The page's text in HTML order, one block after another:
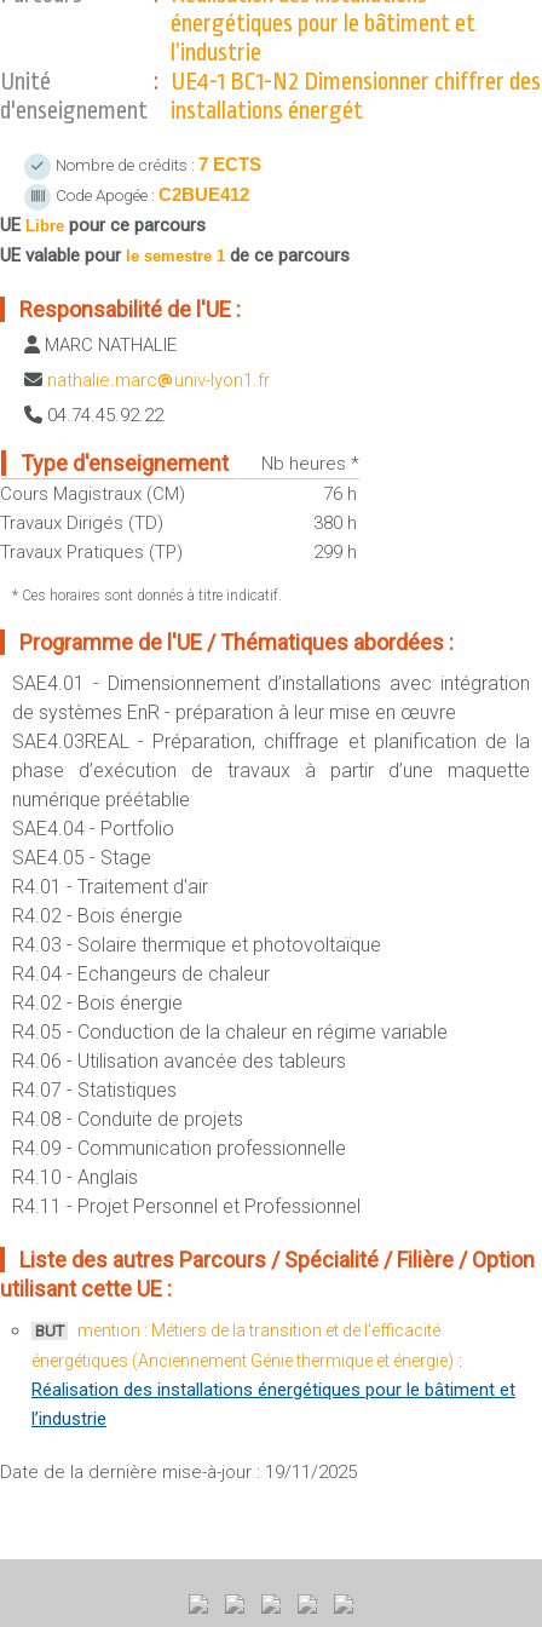
Sportives)
UFR FS (Chimie, Mathématique, Physique)
UFR Biosciences (Biologie, Biochimie)
GEP (Génie Electrique des Procédés - Département composante)
Informatique (Département Composante)
Mécanique (Département composante)
OUTILS
Intranet des personnels
Emploi du temps
Messagerie
Stage et emploi
de Compétences
énergétiques pour le bâtiment et
l’industrie
Unité
d'enseignement
: UE4-1 BC1-N2 Dimensionner chiffrer des
installations énergét
Nombre de crédits : 7 ECTS
Code Apogée : C2BUE412
UE Libre pour ce parcours
UE valable pour le semestre 1 de ce parcours
Responsabilité de l'UE :
MARC NATHALIE
nathalie.marc
univ-lyon1.fr
04.74.45.92.22
Type d'enseignement
Nb heures *
Cours Magistraux (CM)
76 h
Travaux Dirigés (TD)
380 h
Travaux Pratiques (TP)
299 h
* Ces horaires sont donnés à titre indicatif.
Programme de l'UE / Thématiques abordées :
SAE4.01 - Dimensionnement d’installations avec intégration
de systèmes EnR - préparation à leur mise en œuvre
SAE4.03REAL - Préparation, chiffrage et planification de la
phase d’exécution de travaux à partir d’une maquette
numérique préétablie
SAE4.04 - Portfolio
SAE4.05 - Stage
R4.01 - Traitement d'air
R4.02 - Bois énergie
R4.03 - Solaire thermique et photovoltaïque
R4.04 - Echangeurs de chaleur
R4.02 - Bois énergie
R4.05 - Conduction de la chaleur en régime variable
R4.06 - Utilisation avancée des tableurs
R4.07 - Statistiques
R4.08 - Conduite de projets
R4.09 - Communication professionnelle
R4.10 - Anglais
R4.11 - Projet Personnel et Professionnel
Liste des autres Parcours / Spécialité / Filière / Option
utilisant cette UE :
BUT
mention : Métiers de la transition et de l'efficacité
énergétiques (Anciennement Génie thermique et énergie) :
Réalisation des installations énergétiques pour le bâtiment et
l’industrie
Date de la dernière mise-à-jour : 19/11/2025